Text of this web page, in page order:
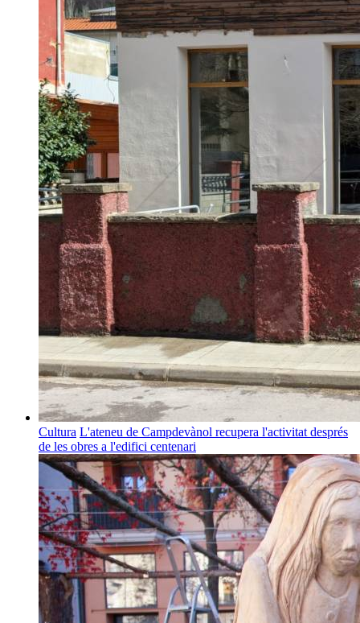
Cultura L'ateneu de Campdevànol recupera l'activitat després
de les obres a l'edifici centenari